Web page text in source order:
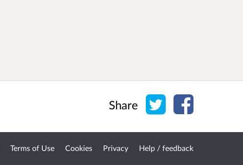
Share Share on Twitter
Share on
Terms of Use Cookies Privacy Help / feedback